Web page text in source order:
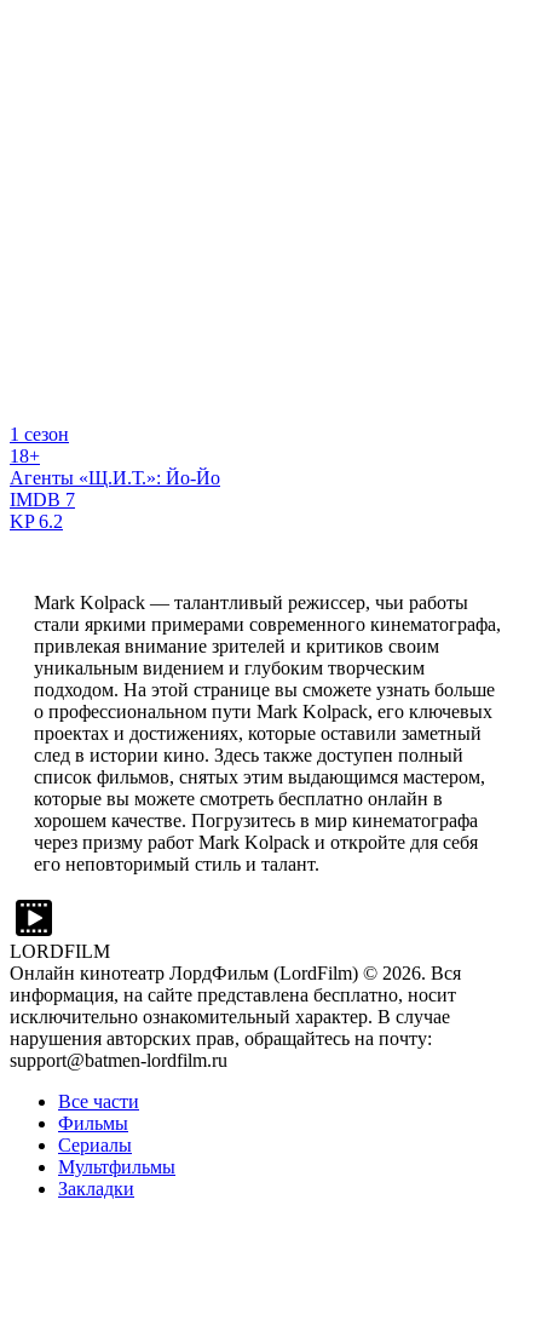
1 сезон
18+
Агенты «Щ.И.Т.»: Йо-Йо
IMDB 7
KP6.2
Mark Kolpack — талантливый режиссер, чьи работы
стали яркими примерами современного кинематографа,
привлекая внимание зрителей и критиков своим
уникальным видением и глубоким творческим
подходом. На этой странице вы сможете узнать больше
о профессиональном пути Mark Kolpack, его ключевых
проектах и достижениях, которые оставили заметный
след в истории кино. Здесь также доступен полный
список фильмов, снятых этим выдающимся мастером,
которые вы можете смотреть бесплатно онлайн в
хорошем качестве. Погрузитесь в мир кинематографа
через призму работ Mark Kolpack и откройте для себя
его неповторимый стиль и талант.
LORDFILM
Онлайн кинотеатр ЛордФильм (LordFilm) © 2026. Вся
информация, на сайте представлена бесплатно, носит
исключительно ознакомительный характер. В случае
нарушения авторских прав, обращайтесь на почту:
support@batmen-lordfilm.ru
Все части
Фильмы
Сериалы
Мультфильмы
Закладки